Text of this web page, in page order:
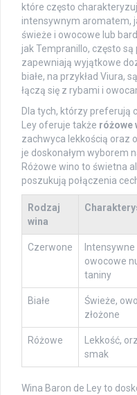
które często
intensywnym aromatem,
świeże i owocowe lub
jak Tempranillo, często
zapewniają wyjątkowe
białe, na przykład Viura,
łączą się z rybami i
Dla tych, którzy preferują
Ley oferuje także różowe
zachwyca lekkością oraz
je doskonałym wyborem
Różowe wino to świetna
poszukują połączenia
Rodzaj
wina
Czerwone
owocowe
taniny
Białe
Świeże,
złożone
Różowe
Lekkość,
smak
Wina Baron de Ley to